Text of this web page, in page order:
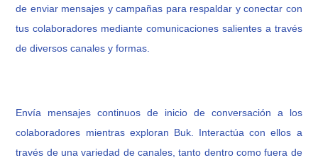
de enviar mensajes y campañas para respaldar y conectar con
tus colaboradores mediante comunicaciones salientes a través
de diversos canales y formas.
Envía mensajes continuos de inicio de conversación a los
colaboradores mientras exploran Buk. Interactúa con ellos a
través de una variedad de canales, tanto dentro como fuera de